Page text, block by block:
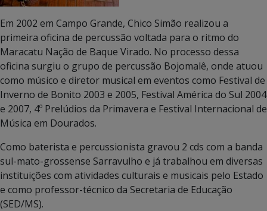
Em 2002 em Campo Grande, Chico Simão realizou a
primeira oficina de percussão voltada para o ritmo do
Maracatu Nação de Baque Virado. No processo dessa
oficina surgiu o grupo de percussão Bojomalê, onde atuou
como músico e diretor musical em eventos como Festival de
Inverno de Bonito 2003 e 2005, Festival América do Sul 2004
e 2007, 4º Prelúdios da Primavera e Festival Internacional de
Música em Dourados.
Como baterista e percussionista gravou 2 cds com a banda
sul-mato-grossense Sarravulho e já trabalhou em diversas
instituições com atividades culturais e musicais pelo Estado
e como professor-técnico da Secretaria de Educação
(SED/MS).